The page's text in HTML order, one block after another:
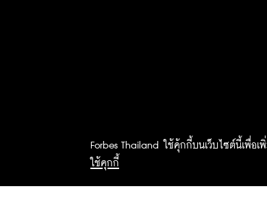
Forbes Thailand ใช้คุ้กกี้บนเว็บไซต์นี้เพื่อ
ใช้คุกกี้